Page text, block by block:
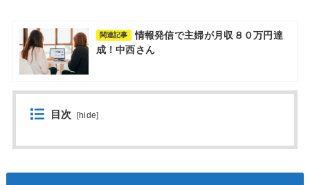
関連記事
情報発信で主婦が月収８０万円達
成！中西さん
目次 [hide]